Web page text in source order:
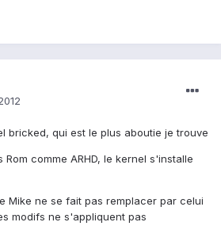
bricked, qui est le plus aboutie je trouve
comme ARHD, le kernel s'installe
Mike ne se fait pas remplacer par celui
modifs ne s'appliquent pas